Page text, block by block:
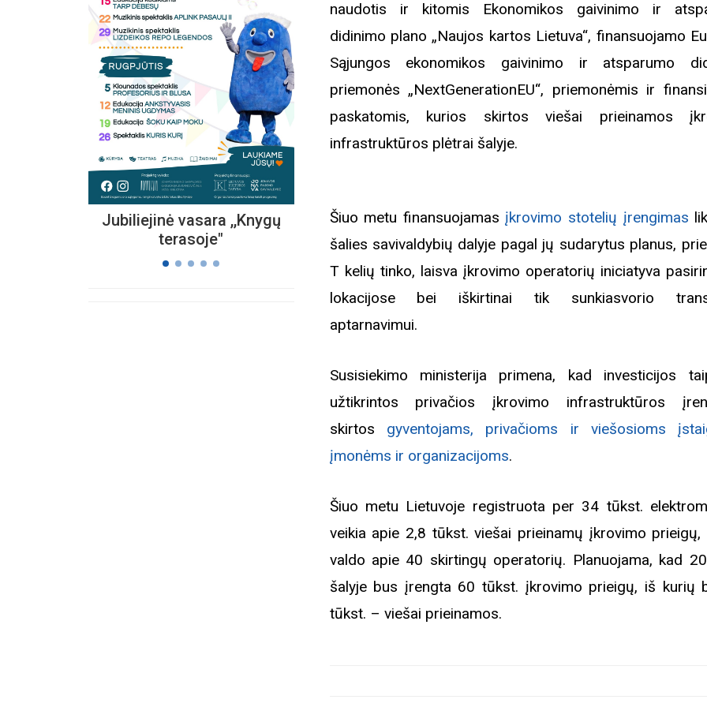
Jubiliejinė vasara ,,Knygų
terasoje"
Kviečiame aplankyti parodą
„Nusišypsok mums,
Viešpatie“. Legendinio
spektaklio kelionė“
naudotis ir kitomis Ekonomikos gaivinimo ir
didinimo plano „Naujos kartos Lietuva“, finansuojamo
Sąjungos ekonomikos gaivinimo ir atsparumo
priemonės „NextGenerationEU“, priemonėmis ir
paskatomis, kurios skirtos viešai prieinamos
infrastruktūros plėtrai šalyje.
Šiuo metu finansuojamas įkrovimo stotelių įrengimas
šalies savivaldybių dalyje pagal jų sudarytus planus,
T kelių tinko, laisva įkrovimo operatorių iniciatyva
lokacijose bei iškirtinai tik sunkiasvorio
aptarnavimui.
Susisiekimo ministerija primena, kad investicijos
užtikrintos privačios įkrovimo infrastruktūros
skirtos gyventojams, privačioms ir viešosioms
įmonėms ir organizacijoms.
Šiuo metu Lietuvoje registruota per 34 tūkst.
veikia apie 2,8 tūkst. viešai prieinamų įkrovimo prieigų,
valdo apie 40 skirtingų operatorių. Planuojama, kad
šalyje bus įrengta 60 tūkst. įkrovimo prieigų, iš kurių
tūkst. – viešai prieinamos.